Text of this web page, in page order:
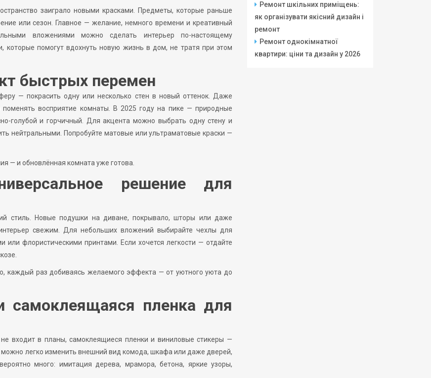
заиграло новыми красками. Предметы, которые раньше
или сезон. Главное — желание, немного времени и креативный
вложениями можно сделать интерьер по-настоящему
помогут вдохнуть новую жизнь в дом, не тратя при этом
быстрых перемен
— покрасить одну или несколько стен в новый оттенок. Даже
восприятие комнаты. В 2025 году на пике — природные
голубой и горчичный. Для акцента можно выбрать одну стену и
нейтральными. Попробуйте матовые или ультраматовые краски —
— и обновлённая комната уже готова.
решение для
стиль. Новые подушки на диване, покрывало, шторы или даже
свежим. Для небольших вложений выбирайте чехлы для
флористическими принтами. Если хочется легкости — отдайте
каждый раз добиваясь желаемого эффекта — от уютного уюта до
самоклеящаяся пленка для
входит в планы, самоклеящиеся пленки и виниловые стикеры —
легко изменить внешний вид комода, шкафа или даже дверей,
много: имитация дерева, мрамора, бетона, яркие узоры,
Ремонт шкільних приміщень:
як організувати якісний дизайн і
ремонт
Ремонт однокімнатної
квартири: ціни та дизайн у 2026